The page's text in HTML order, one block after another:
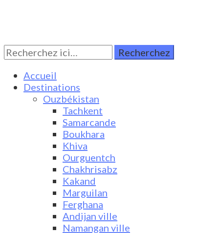
Turkestan Travel
Discover Central Asia
Rechercher:
Accueil
Destinations
Ouzbékistan
Tachkent
Samarcande
Boukhara
Khiva
Ourguentch
Chakhrisabz
Kakand
Marguilan
Ferghana
Andijan ville
Namangan ville